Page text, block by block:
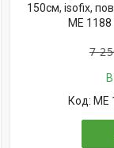
150см, isofix,
ME
7
ME